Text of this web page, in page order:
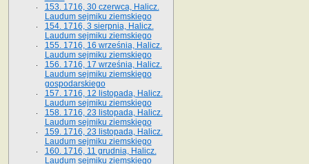
153. 1716, 30 czerwca, Halicz.
Laudum sejmiku ziemskiego
154. 1716, 3 sierpnia, Halicz.
Laudum sejmiku ziemskiego
155. 1716, 16 września, Halicz.
Laudum sejmiku ziemskiego
156. 1716, 17 września, Halicz.
Laudum sejmiku ziemskiego
gospodarskiego
157. 1716, 12 listopada, Halicz.
Laudum sejmiku ziemskiego
158. 1716, 23 listopada, Halicz.
Laudum sejmiku ziemskiego
159. 1716, 23 listopada, Halicz.
Laudum sejmiku ziemskiego
160. 1716, 11 grudnia, Halicz.
Laudum sejmiku ziemskiego